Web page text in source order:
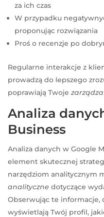
za ich czas
W przypadku
proponując rozwiązania
Proś o recenzje po
Regularne interakcje z
prowadzą do lepszego
poprawiają Twoje
Analiza
Business
Analiza danych w Google
element skutecznej
narzędziom analitycznym
analityczne dotyczące
Obserwując te informacje,
wyświetlają Twój profil,